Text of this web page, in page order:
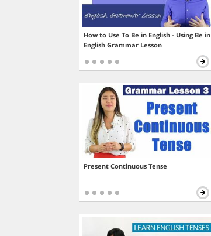
How to Use To Be in English - Using Be in
English Grammar Lesson
Present Continuous Tense